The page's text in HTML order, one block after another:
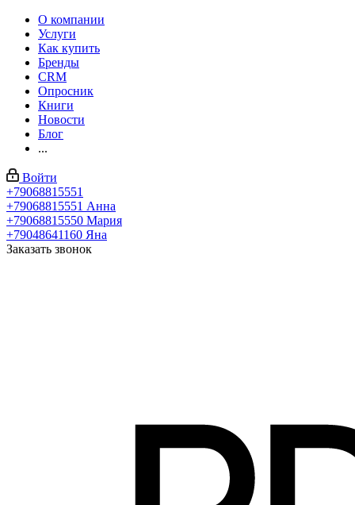
О компании
Услуги
Как купить
Бренды
CRM
Опросник
Книги
Новости
Блог
...
Войти
+79068815551
+79068815551 Анна
+79068815550 Мария
+79048641160 Яна
Заказать звонок